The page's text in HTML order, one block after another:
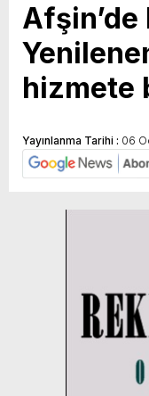
hizmete
Yayınlanma Tarihi : 06